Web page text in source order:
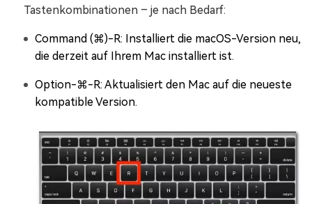
Tastenkombinationen – je nach Bedarf:
Command (⌘)-R: Installiert die macOS-Version neu,
die derzeit auf Ihrem Mac installiert ist.
Option-⌘-R: Aktualisiert den Mac auf die neueste
kompatible Version.